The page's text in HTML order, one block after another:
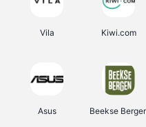
Vila Kiwi.com
Asus Beekse